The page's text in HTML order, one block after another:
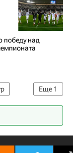
победу над
Еще 1